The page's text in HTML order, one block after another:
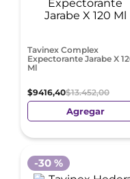
Tavinex Complex
Expectorante Jarabe X
Ml
$9416,40$13.452,00
Agregar
-30 %